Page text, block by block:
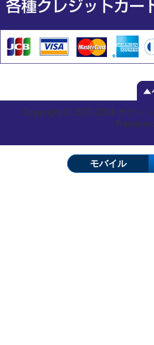
Copyright © 2007-2014 ボディ
モバイル